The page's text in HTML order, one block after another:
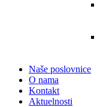
Naše poslovnice
O nama
Kontakt
Aktuelnosti